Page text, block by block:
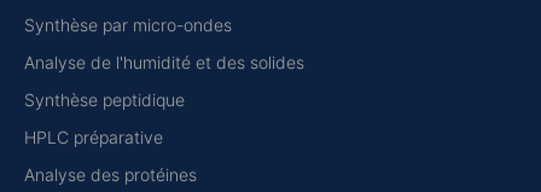
Synthèse par micro-ondes
Analyse de l'humidité et des solides
Synthèse peptidique
HPLC préparative
Analyse des protéines